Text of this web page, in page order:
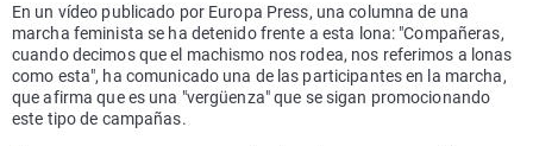
En un vídeo publicado por Europa Press, una columna de una
marcha feminista se ha detenido frente a esta lona: "Compañeras,
cuando decimos que el machismo nos rodea, nos referimos a lonas
como esta", ha comunicado una de las participantes en la marcha,
que afirma que es una "vergüenza" que se sigan promocionando
este tipo de campañas.